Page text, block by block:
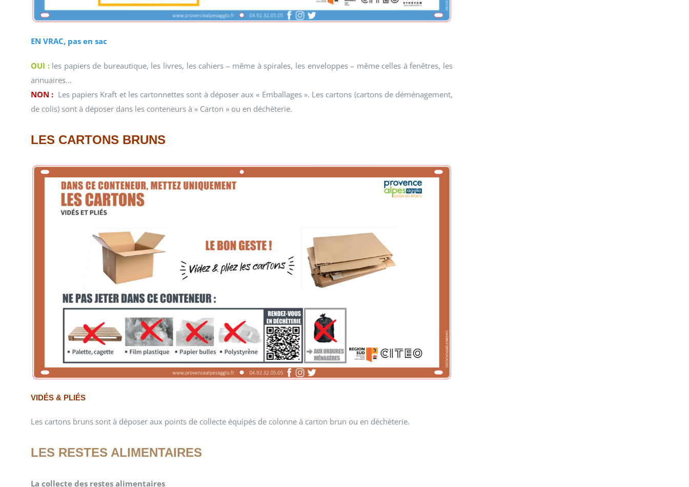
EN VRAC, pas en sac
OUI :les papiers de bureautique, les livres, les cahiers – même à spirales, les enveloppes – même celles à fenêtres, les
annuaires…
NON : Les papiers Kraft et les cartonnettes sont à déposer aux « Emballages ». Les cartons (cartons de déménagement,
de colis) sont à déposer dans les conteneurs à « Carton » ou en déchèterie.
LES CARTONS BRUNS
VIDÉS & PLIÉS
Les cartons bruns sont à déposer aux points de collecte équipés de colonne à carton brun ou en déchèterie.
LES RESTES ALIMENTAIRES
La collecte des restes alimentaires